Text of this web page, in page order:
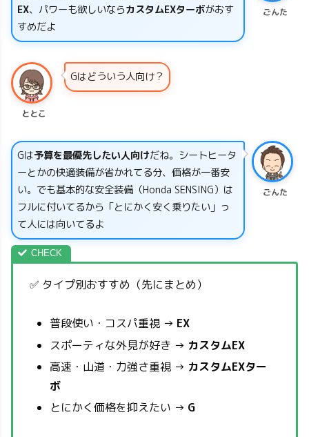
ごんた
EX、パワーも欲しいならカスタムEXターボがおす
すめだよ
ととこ
Gはどういう人向け？
ごんた
Gは予算を最優先したい人向けだね。シートヒータ
ーとかの快適装備が省かれてる分、価格が一番安
い。でも基本的な安全装備（Honda SENSING）は
フルに付いてるから「とにかく安く乗りたい」っ
て人には向いてるよ
✅ タイプ別おすすめ（先にまとめ）
普段使い・コスパ重視 → EX
スポーティな外見が好き → カスタムEX
高速・山道・力強さ重視 → カスタムEXター
ボ
とにかく価格を抑えたい → G